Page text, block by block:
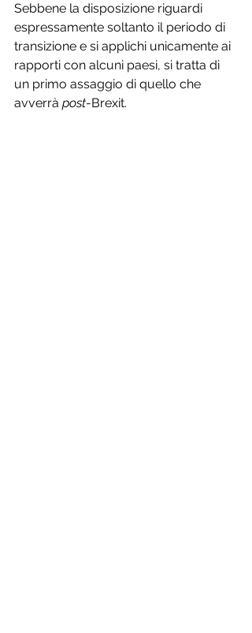
Sebbene la disposizione riguardi
espressamente soltanto il periodo di
transizione e si applichi unicamente ai
rapporti con alcuni paesi, si tratta di
un primo assaggio di quello che
avverrà post-Brexit.